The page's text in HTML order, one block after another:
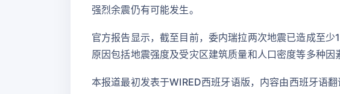
强烈余震仍有可能发生。
官方报告显示，截至目前，委内瑞拉两次地震已造成至
原因包括地震强度及受灾区建筑质量和人口密度等多种因
本报道最初发表于WIRED西班牙语版，内容由西班牙语翻